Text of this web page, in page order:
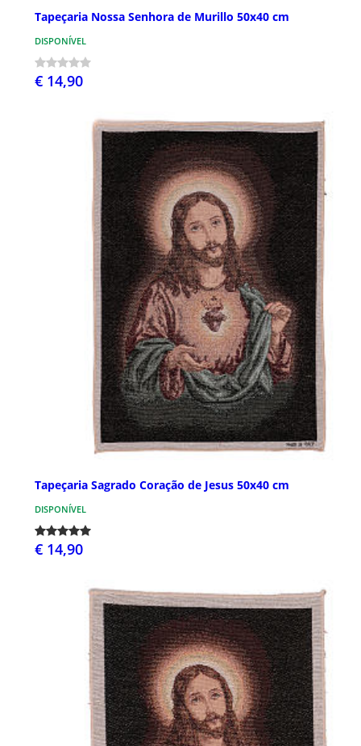
Tapeçaria Nossa Senhora de Murillo 50x40 cm
DISPONÍVEL
€ 14,90
Tapeçaria Sagrado Coração de Jesus 50x40 cm
DISPONÍVEL
€ 14,90